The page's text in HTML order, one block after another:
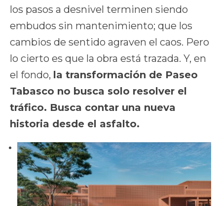
los pasos a desnivel terminen siendo
embudos sin mantenimiento; que los
cambios de sentido agraven el caos. Pero
lo cierto es que la obra está trazada. Y, en
el fondo, la transformación de Paseo
Tabasco no busca solo resolver el
tráfico. Busca contar una nueva
historia desde el asfalto.